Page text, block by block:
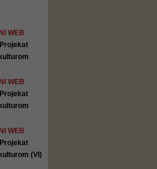
WEB
Projekat
WEB
Projekat
WEB
Projekat
(VI)